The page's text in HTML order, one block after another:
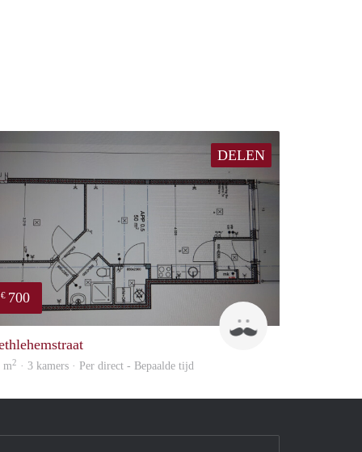
DELEN
€ 700
m2 · 3 kamers · Per direct - Bepaalde tijd